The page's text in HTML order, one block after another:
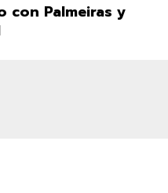
con Palmeiras y